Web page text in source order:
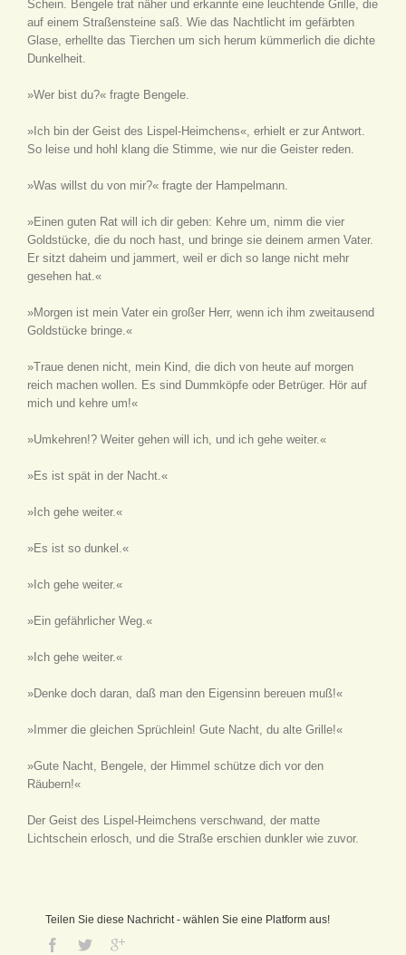
Schein. Bengele trat näher und erkannte eine leuchtende Grille, die
auf einem Straßensteine saß. Wie das Nachtlicht im gefärbten
Glase, erhellte das Tierchen um sich herum kümmerlich die dichte
Dunkelheit.
»Wer bist du?« fragte Bengele.
»Ich bin der Geist des Lispel-Heimchens«, erhielt er zur Antwort.
So leise und hohl klang die Stimme, wie nur die Geister reden.
»Was willst du von mir?« fragte der Hampelmann.
»Einen guten Rat will ich dir geben: Kehre um, nimm die vier
Goldstücke, die du noch hast, und bringe sie deinem armen Vater.
Er sitzt daheim und jammert, weil er dich so lange nicht mehr
gesehen hat.«
»Morgen ist mein Vater ein großer Herr, wenn ich ihm zweitausend
Goldstücke bringe.«
»Traue denen nicht, mein Kind, die dich von heute auf morgen
reich machen wollen. Es sind Dummköpfe oder Betrüger. Hör auf
mich und kehre um!«
»Umkehren!? Weiter gehen will ich, und ich gehe weiter.«
»Es ist spät in der Nacht.«
»Ich gehe weiter.«
»Es ist so dunkel.«
»Ich gehe weiter.«
»Ein gefährlicher Weg.«
»Ich gehe weiter.«
»Denke doch daran, daß man den Eigensinn bereuen muß!«
»Immer die gleichen Sprüchlein! Gute Nacht, du alte Grille!«
»Gute Nacht, Bengele, der Himmel schütze dich vor den
Räubern!«
Der Geist des Lispel-Heimchens verschwand, der matte
Lichtschein erlosch, und die Straße erschien dunkler wie zuvor.
Teilen Sie diese Nachricht - wählen Sie eine Platform aus!